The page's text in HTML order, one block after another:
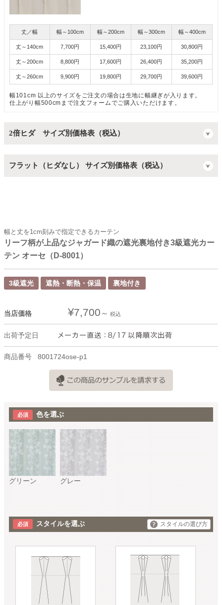
丈／幅
丈～140cm
丈～200cm
丈～260cm
幅～100cm
7,700円
8,800円
9,900円
幅～200cm
15,400円
17,600円
19,800円
幅～300cm
23,100円
26,400円
29,700円
幅～400cm
30,800円
35,200円
39,600円
幅101cm 以上のサイズをご注文の場合は生地に幅継ぎが入ります。
仕上がり幅500cmまで注文フォームでご購入いただけます。
2倍ヒダ サイズ別価格表（税込）
フラット（ヒダなし） サイズ別価格表（税込）
幅と丈を1cm刻みで指定できるカーテン
リーフ柄が上品なジャガード織の遮光裏地付き3級遮光カー
テン オーセ（D-8001）
3級遮光 遮熱・断熱・保温 裏地付き
当店価格 ¥7,700 税込
出荷予定日
商品番号 8001724ose-p1
色を選ぶ
グリーン グレー
スタイルを選ぶ スタイルの選び方